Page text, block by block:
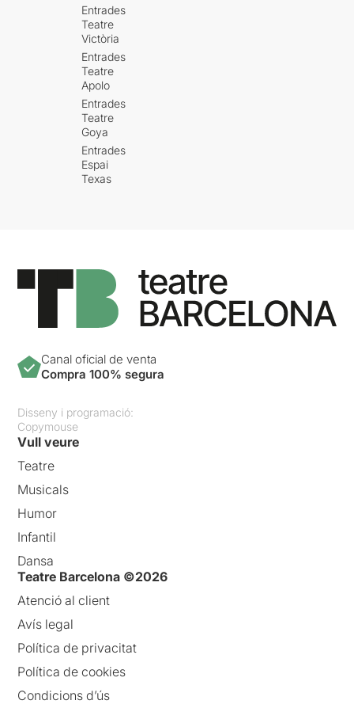
Entrades
Teatre
Victòria
Entrades
Teatre
Apolo
Entrades
Teatre
Goya
Entrades
Espai
Texas
Canal oficial de venta
Compra 100% segura
Disseny i programació:
Copymouse
Vull veure
Teatre
Musicals
Humor
Infantil
Dansa
Teatre Barcelona ©2026
Atenció al client
Avís legal
Política de privacitat
Política de cookies
Condicions d’ús